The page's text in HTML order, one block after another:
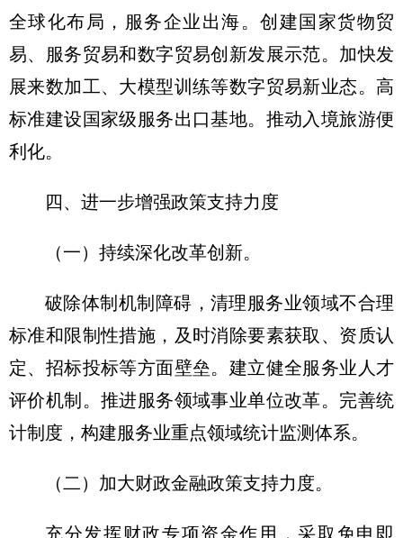
全球化布局，服务企业出海。创建国家货物贸
易、服务贸易和数字贸易创新发展示范。加快发
展来数加工、大模型训练等数字贸易新业态。高
标准建设国家级服务出口基地。推动入境旅游便
利化。
四、进一步增强政策支持力度
（一）持续深化改革创新。
破除体制机制障碍，清理服务业领域不合理
标准和限制性措施，及时消除要素获取、资质认
定、招标投标等方面壁垒。建立健全服务业人才
评价机制。推进服务领域事业单位改革。完善统
计制度，构建服务业重点领域统计监测体系。
（二）加大财政金融政策支持力度。
充分发挥财政专项资金作用，采取免申即